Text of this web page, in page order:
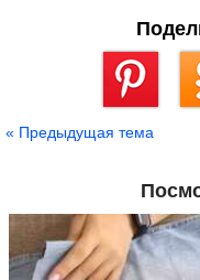
« Предыдущая тема